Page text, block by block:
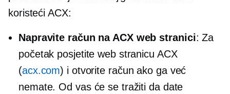
koristeći ACX:
Napravite račun na ACX web stranici: Za
početak posjetite web stranicu ACX
(acx.com) i otvorite račun ako ga već
nemate. Od vas će se tražiti da date